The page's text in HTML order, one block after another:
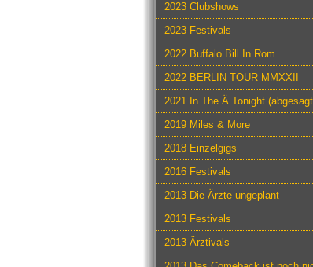
2023 Clubshows
2023 Festivals
2022 Buffalo Bill In Rom
2022 BERLIN TOUR MMXXII
2021 In The Ä Tonight
2019 Miles & More
2018 Einzelgigs
2016 Festivals
2013 Die Ärzte ungeplant
2013 Festivals
2013 Ärztivals